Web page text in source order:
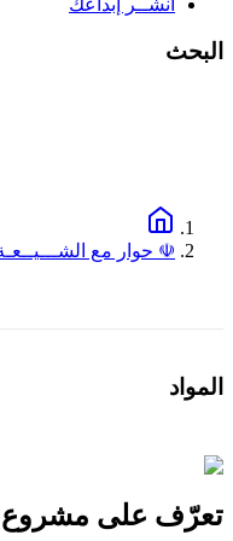
انشــر إبداعك
البحث
☫ حوار مع
المواد
تعرّف على